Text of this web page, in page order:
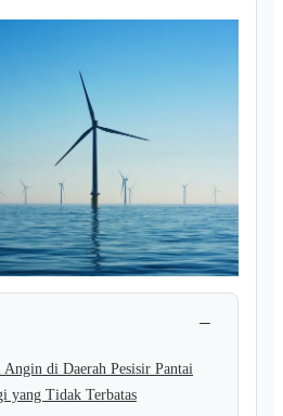
−
di Daerah Pesisir Pantai
yang Tidak Terbatas